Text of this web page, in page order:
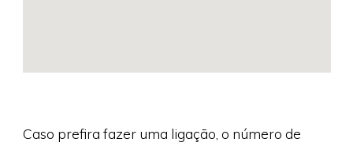
Caso prefira fazer uma ligação, o número de